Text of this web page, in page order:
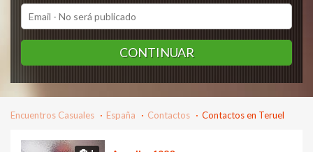
CONTINUAR
Encuentros Casuales España Contactos Contactos en Teruel